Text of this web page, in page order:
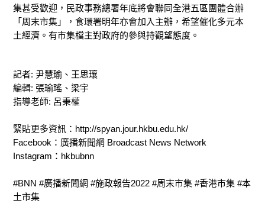
集甚受歡迎，民政事務總署年底將會聯同全港五區團體合辦
「周末市集」，食環署明年亦會加入主辦，希望催化多元本
土經濟。有市集檔主對政府的參與持觀望態度。
記者: 尹慧瑜、王思瓖
編輯: 張瑜瑤、梁宇
指導老師: 呂秉權
緊貼更多資訊：http://spyan.jour.hkbu.edu.hk/
Facebook：廣播新聞網 Broadcast News Network
Instagram：hkbubnn
#BNN #廣播新聞網 #施政報告2022 #周末市集 #香港市集 #本
土市集